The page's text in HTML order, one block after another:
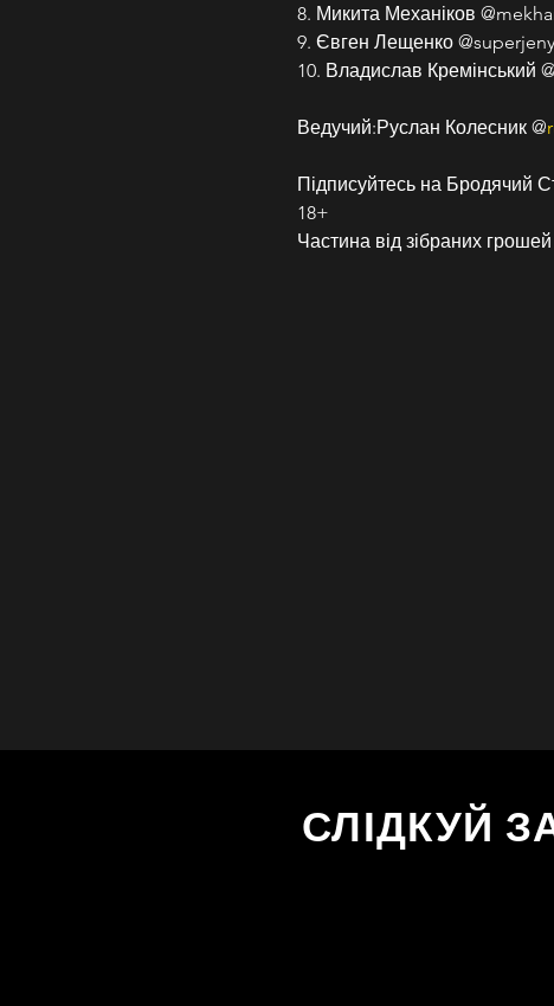
8. Микита Механіков
9. Євген Лещенко
10. Владислав Кремінський
Ведучий:Руслан Колесник @
Підписуйтесь на Бродячий
18+
Частина від зібраних
СЛІДКУЙ